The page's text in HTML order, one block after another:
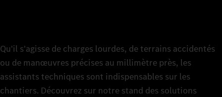
Qu'il s'agisse de charges lourdes, de terrains accidentés
ou de manœuvres précises au millimètre près, les
assistants techniques sont indispensables sur les
chantiers. Découvrez sur notre stand des solutions